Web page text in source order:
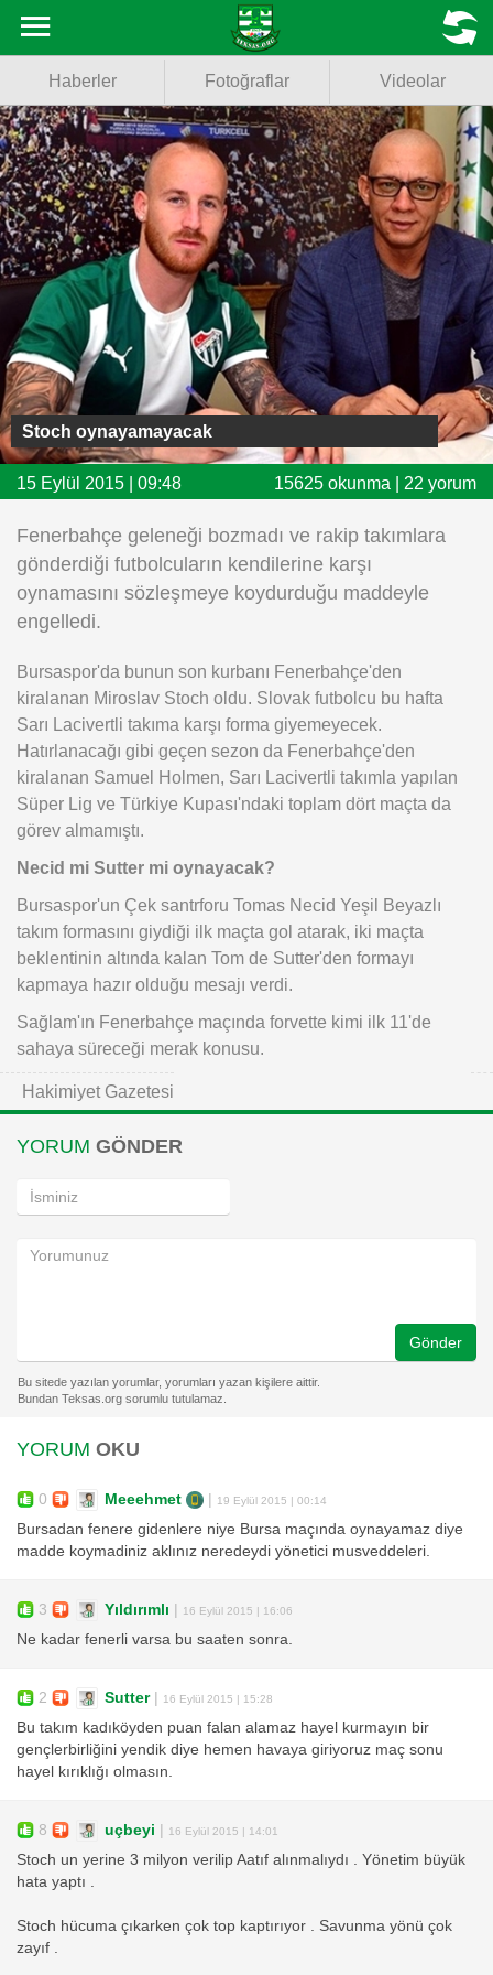
Fotoğraflar
Videolar
Basketbol
Voleybol
Puan Durumu
Fikstür
Facebook
Twitter
Instagram
Android
MENU
Haberler Fotoğraflar Videolar
Stoch oynayamayacak
15 Eylül 2015 | 09:48 15625 okunma | 22 yorum
Fenerbahçe geleneği bozmadı ve rakip takımlara
gönderdiği futbolcuların kendilerine karşı
oynamasını sözleşmeye koydurduğu maddeyle
engelledi.
Bursaspor'da bunun son kurbanı Fenerbahçe'den
kiralanan Miroslav Stoch oldu. Slovak futbolcu bu hafta
Sarı Lacivertli takıma karşı forma giyemeyecek.
Hatırlanacağı gibi geçen sezon da Fenerbahçe'den
kiralanan Samuel Holmen, Sarı Lacivertli takımla yapılan
Süper Lig ve Türkiye Kupası'ndaki toplam dört maçta da
görev almamıştı.
Necid mi Sutter mi oynayacak?
Bursaspor'un Çek santrforu Tomas Necid Yeşil Beyazlı
takım formasını giydiği ilk maçta gol atarak, iki maçta
beklentinin altında kalan Tom de Sutter'den formayı
kapmaya hazır olduğu mesajı verdi.
Sağlam'ın Fenerbahçe maçında forvette kimi ilk 11'de
sahaya süreceği merak konusu.
Hakimiyet Gazetesi
YORUM GÖNDER
Gönder
YORUM OKU
0 Meeehmet 19 Eylül 2015 | 00:14
Bursadan fenere gidenlere niye Bursa maçında oynayamaz diye
madde koymadiniz aklınız neredeydi yönetici musveddeleri.
3 Yıldırımlı 16 Eylül 2015 | 16:06
Ne kadar fenerli varsa bu saaten sonra.
2 Sutter| 16 Eylül 2015 | 15:28
Bu takım kadıköyden puan falan alamaz hayel kurmayın bir
gençlerbirliğini yendik diye hemen havaya giriyoruz maç sonu
hayel kırıklığı olmasın.
8 uçbeyi 16 Eylül 2015 | 14:01
Stoch un yerine 3 milyon verilip Aatıf alınmalıydı . Yönetim büyük
hata yaptı .
Stoch hücuma çıkarken çok top kaptırıyor . Savunma yönü çok
zayıf .